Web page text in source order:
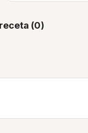
(0)